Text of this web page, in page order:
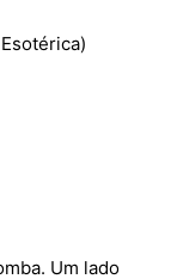
Um lado